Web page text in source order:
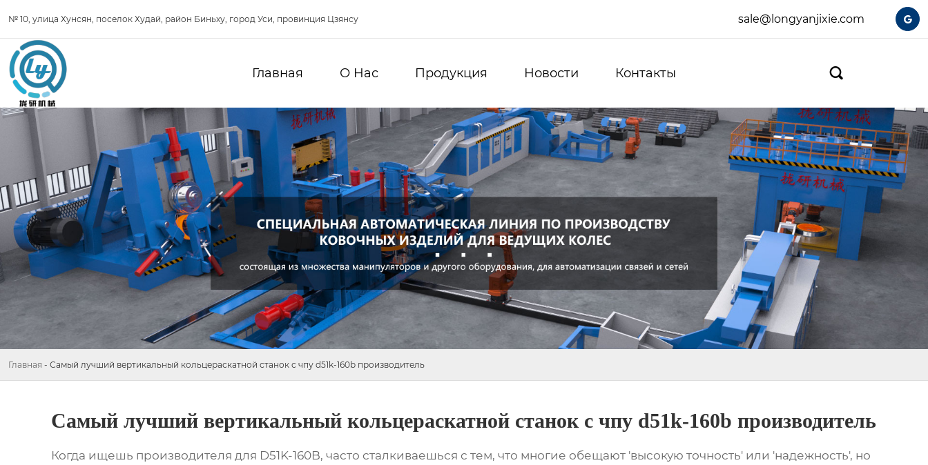
№ 10, улица Хунсян, поселок Худай, район Биньху, город Уси, провинция Цзянсу sale@longyanjixie.com 
Главная О Hас Продукция Новости Контакты 
Главная - Самый лучший вертикальный кольцераскатной станок с чпу d51k-160b производитель
Самый лучший вертикальный кольцераскатной станок с чпу d51k-160b производитель
Когда ищешь производителя для D51K-160B, часто сталкиваешься с тем, что многие обещают 'высокую точность' или 'надежность', но